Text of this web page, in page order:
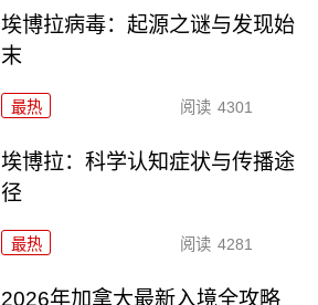
埃博拉病毒：起源之谜与发现始
末
最热 阅读 4301
埃博拉：科学认知症状与传播途
径
最热 阅读 4281
2026年加拿大最新入境全攻略